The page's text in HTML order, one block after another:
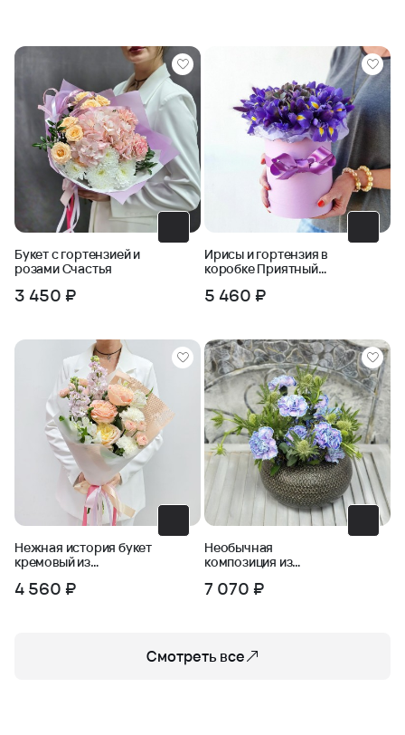
Букет с гортензией и
розами Счастья
3 450 ₽
Ирисы и гортензия в
коробке Приятный
5 460 ₽
Нежная история букет
кремовый из
4 560 ₽
Необычная
композиция из
руководителя
7 070 ₽
Смотреть все